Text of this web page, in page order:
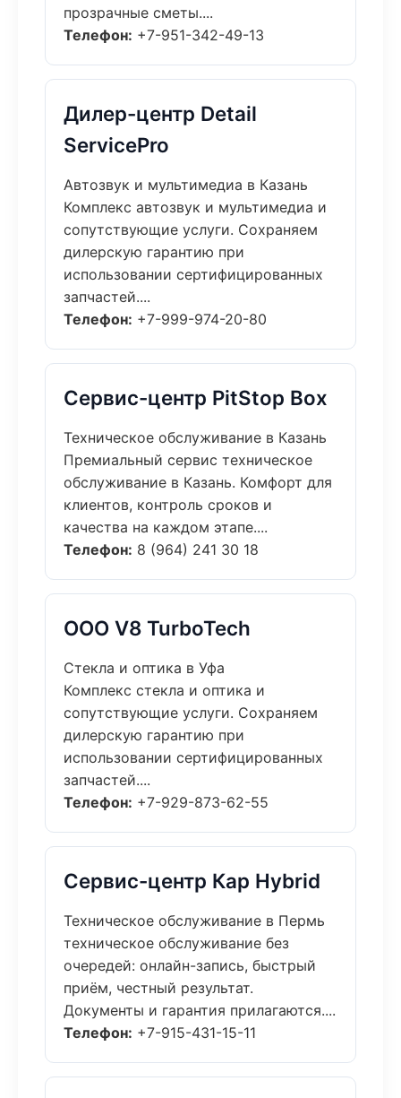
прозрачные сметы....
Телефон: +7-951-342-49-13
Дилер-центр Detail
ServicePro
Автозвук и мультимедиа в Казань
Комплекс автозвук и мультимедиа и
сопутствующие услуги. Сохраняем
дилерскую гарантию при
использовании сертифицированных
запчастей....
Телефон: +7-999-974-20-80
Сервис-центр PitStop Box
Техническое обслуживание в Казань
Премиальный сервис техническое
обслуживание в Казань. Комфорт для
клиентов, контроль сроков и
качества на каждом этапе....
Телефон: 8 (964) 241 30 18
ООО V8 TurboTech
Стекла и оптика в Уфа
Комплекс стекла и оптика и
сопутствующие услуги. Сохраняем
дилерскую гарантию при
использовании сертифицированных
запчастей....
Телефон: +7-929-873-62-55
Сервис-центр Кар Hybrid
Техническое обслуживание в Пермь
техническое обслуживание без
очередей: онлайн-запись, быстрый
приём, честный результат.
Документы и гарантия прилагаются....
Телефон: +7-915-431-15-11